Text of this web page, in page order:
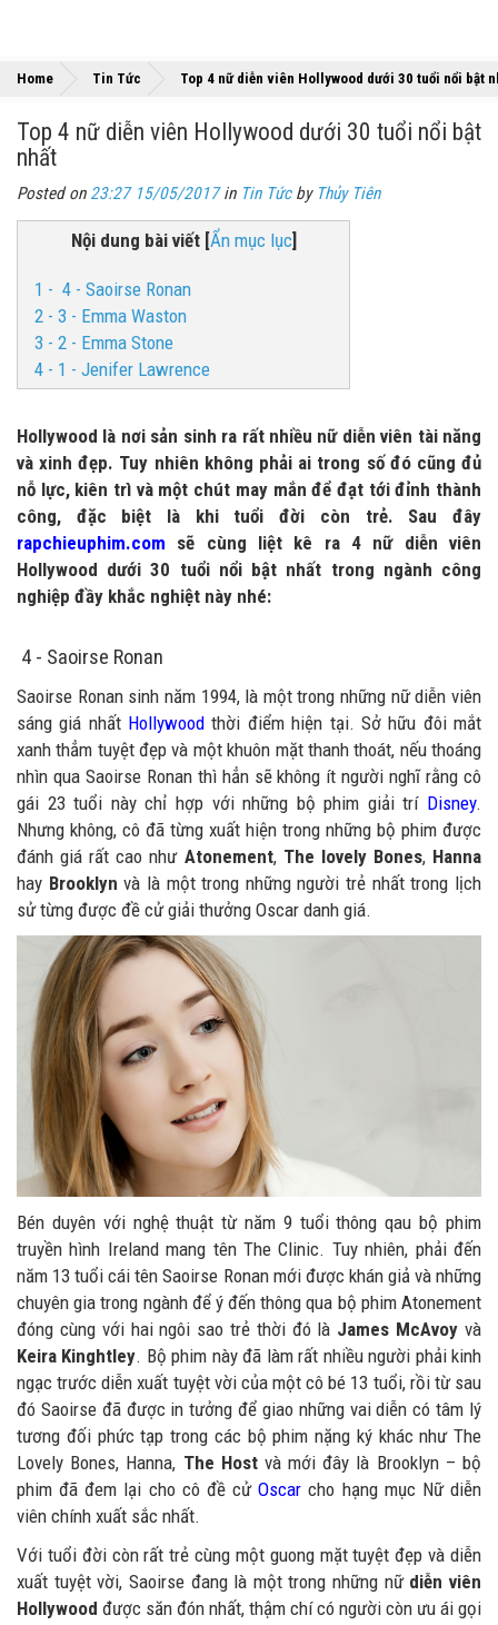
Home Tin Tức Top 4 nữ diễn viên Hollywood dưới 30 tuổi nổi bật
Top 4 nữ diễn viên Hollywood dưới 30 tuổi nổi bật
nhất
Posted on 23:27 15/05/2017in Tin Tứcby Thủy Tiên
Nội dung bài viết[Ẩn mục lục]
1 - 4 - Saoirse Ronan
2 - 3 - Emma Waston
3 - 2 - Emma Stone
4 - 1 - Jenifer Lawrence
Hollywood là nơi sản sinh ra rất nhiều nữ diễn viên tài năng
và xinh đẹp. Tuy nhiên không phải ai trong số đó cũng đủ
nỗ lực, kiên trì và một chút may mắn để đạt tới đỉnh thành
công, đặc biệt là khi tuổi đời còn trẻ. Sau đây
rapchieuphim.com sẽ cùng liệt kê ra 4 nữ diễn viên
Hollywood dưới 30 tuổi nổi bật nhất trong ngành công
nghiệp đầy khắc nghiệt này nhé:
4 - Saoirse Ronan
Saoirse Ronan sinh năm 1994, là một trong những nữ diễn viên
sáng giá nhất Hollywood thời điểm hiện tại. Sở hữu đôi mắt
xanh thẳm tuyệt đẹp và một khuôn mặt thanh thoát, nếu thoáng
nhìn qua Saoirse Ronan thì hẳn sẽ không ít người nghĩ rằng cô
gái 23 tuổi này chỉ hợp với những bộ phim giải trí Disney.
Nhưng không, cô đã từng xuất hiện trong những bộ phim được
đánh giá rất cao như Atonement, The lovely Bones, Hanna
hay Brooklyn và là một trong những người trẻ nhất trong lịch
sử từng được đề cử giải thưởng Oscar danh giá.
Bén duyên với nghệ thuật từ năm 9 tuổi thông qau bộ phim
truyền hình Ireland mang tên The Clinic. Tuy nhiên, phải đến
năm 13 tuổi cái tên Saoirse Ronan mới được khán giả và những
chuyên gia trong ngành để ý đến thông qua bộ phim Atonement
đóng cùng với hai ngôi sao trẻ thời đó là James McAvoy và
Keira Kinghtley. Bộ phim này đã làm rất nhiều người phải kinh
ngạc trước diễn xuất tuyệt vời của một cô bé 13 tuổi, rồi từ sau
đó Saoirse đã được in tưởng để giao những vai diễn có tâm lý
tương đối phức tạp trong các bộ phim nặng ký khác như The
Lovely Bones, Hanna, The Hostvà mới đây là Brooklyn – bộ
phim đã đem lại cho cô đề cửOscar cho hạng mục Nữ diễn
viên chính xuất sắc nhất.
Với tuổi đời còn rất trẻ cùng một guong mặt tuyệt đẹp và diễn
xuất tuyệt vời, Saoirse đang là một trong những nữ diễn viên
Hollywood được săn đón nhất, thậm chí có người còn ưu ái gọi